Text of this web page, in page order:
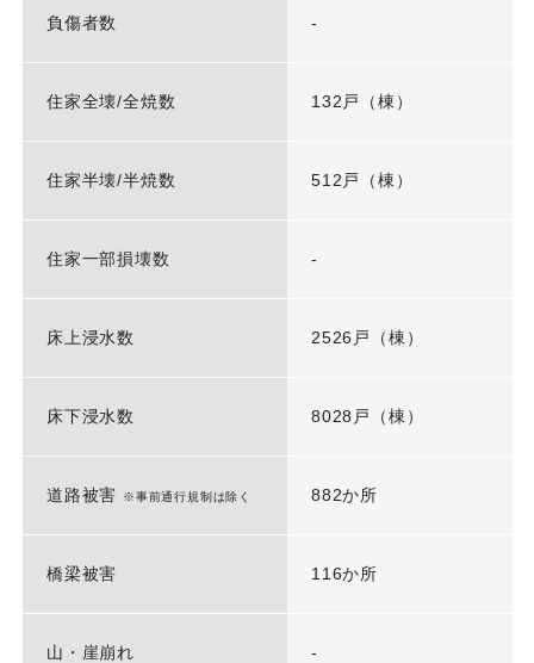
負傷者数 -
住家全壊/全焼数 132戸（棟）
住家半壊/半焼数 512戸（棟）
住家一部損壊数 -
床上浸水数 2526戸（棟）
床下浸水数 8028戸（棟）
道路被害 ※事前通行規制は除く 882か所
橋梁被害 116か所
山・崖崩れ -